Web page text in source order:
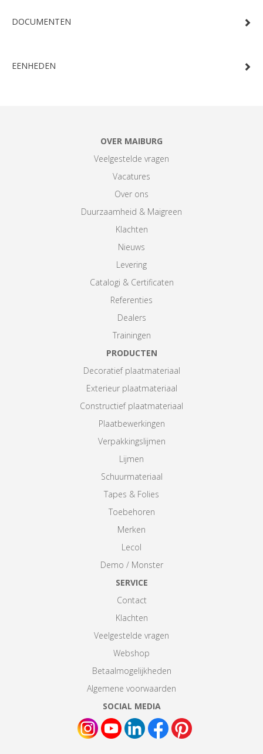
DOCUMENTEN
EENHEDEN
OVER MAIBURG
Veelgestelde vragen
Vacatures
Over ons
Duurzaamheid & Maigreen
Klachten
Nieuws
Levering
Catalogi & Certificaten
Referenties
Dealers
Trainingen
PRODUCTEN
Decoratief plaatmateriaal
Exterieur plaatmateriaal
Constructief plaatmateriaal
Plaatbewerkingen
Verpakkingslijmen
Lijmen
Schuurmateriaal
Tapes & Folies
Toebehoren
Merken
Lecol
Demo / Monster
SERVICE
Contact
Klachten
Veelgestelde vragen
Webshop
Betaalmogelijkheden
Algemene voorwaarden
SOCIAL MEDIA